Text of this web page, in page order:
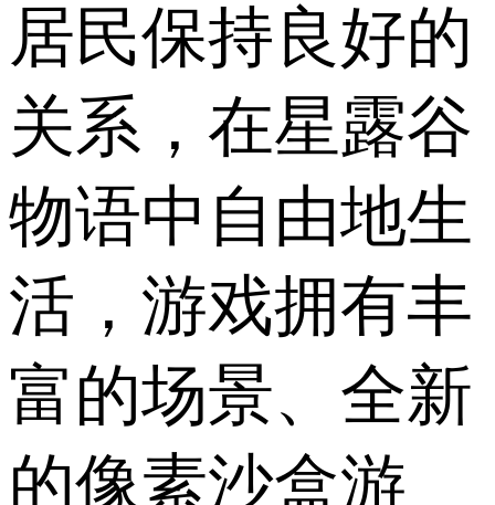
居民保持良好的
关系，在星露谷
物语中自由地生
活，游戏拥有丰
富的场景、全新
的像素沙盒游